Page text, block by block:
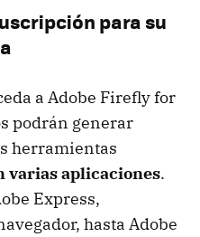
para su
a Adobe Firefly for
podrán generar
herramientas
varias aplicaciones.
Express,
hasta Adobe